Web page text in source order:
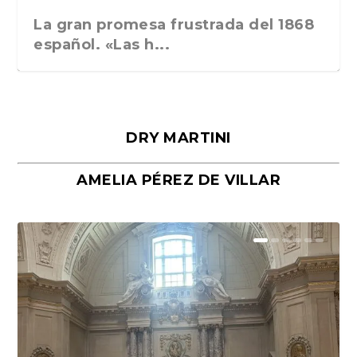
La gran promesa frustrada del 1868
español. «Las h...
Málaga, verso en azul, de Rafael
Porras y Salvador...
«La cocina hebrea. Alimentación
del pueblo judío e...
DRY MARTINI
AMELIA PÉREZ DE VILLAR